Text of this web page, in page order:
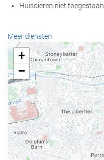
Huisdieren niet toegestaan
Receptiediensten
24-uursreceptie
Bagageopslag
Eten en drinken
À-la-carterestaurant
Bar
Internet
Meer diensten
+
−